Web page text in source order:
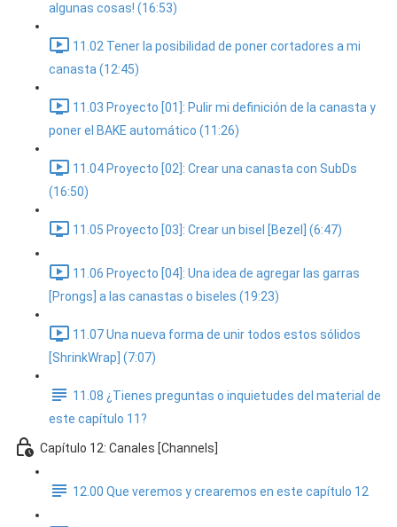
algunas cosas! (16:53)
11.02 Tener la posibilidad de poner cortadores a mi
canasta (12:45)
11.03 Proyecto [01]: Pulir mi definición de la canasta y
poner el BAKE automático (11:26)
11.04 Proyecto [02]: Crear una canasta con SubDs
(16:50)
11.05 Proyecto [03]: Crear un bisel [Bezel] (6:47)
11.06 Proyecto [04]: Una idea de agregar las garras
[Prongs] a las canastas o biseles (19:23)
11.07 Una nueva forma de unir todos estos sólidos
[ShrinkWrap] (7:07)
11.08 ¿Tienes preguntas o inquietudes del material de
este capítulo 11?
Capítulo 12: Canales [Channels]
12.00 Que veremos y crearemos en este capítulo 12